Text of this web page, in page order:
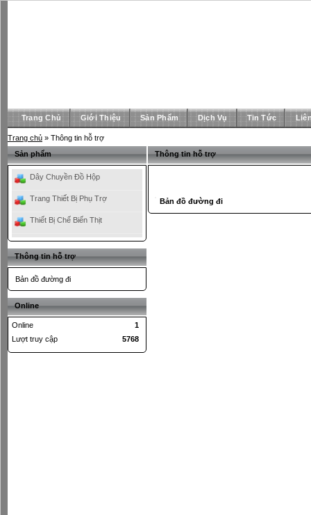
Trang Chủ Giới Thiệu Sản Phẩm Dịch Vụ Tin Tức
Trang chủ » Thông tin hỗ trợ
Thông tin hỗ trợ
Bản đồ đường đi
Sản phẩm
Dây Chuyền Đồ Hộp
Trang Thiết Bị Phụ Trợ
Thiết Bị Chế Biến Thịt
Thông tin hỗ trợ
Bản đồ đường đi
Online
Online
1
Lượt truy cập
5768